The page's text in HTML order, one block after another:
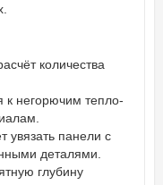
количества
к негорючим тепло-
увязать панели с
деталями.
глубину